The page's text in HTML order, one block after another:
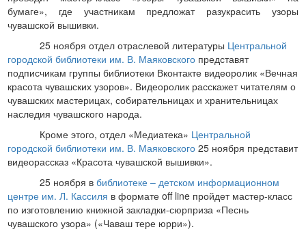
бумаге», где участникам предложат разукрасить узоры
чувашской вышивки.
25 ноября отдел отраслевой литературы Центральной
городской библиотеки им. В. Маяковского представят
подписчикам группы библиотеки Вконтакте видеоролик «Вечная
красота чувашских узоров». Видеоролик расскажет читателям о
чувашских мастерицах, собирательницах и хранительницах
наследия чувашского народа.
Кроме этого, отдел «Медиатека» Центральной
городской библиотеки им. В. Маяковского 25 ноября представит
видеорассказ «Красота чувашской вышивки».
25 ноября вбиблиотеке – детском информационном
центре им. Л. Кассиля в формате off line пройдет мастер-класс
по изготовлению книжной закладки-сюрприза «Песнь
чувашского узора» («Чаваш тере юрри»).